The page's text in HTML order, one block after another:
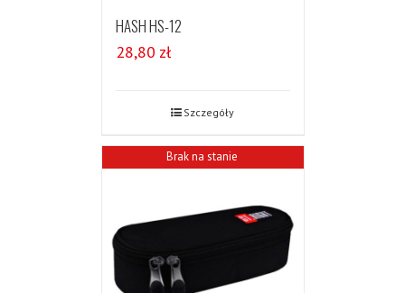
HASH HS-12
28,80 zł
Szczegóły
Brak na stanie